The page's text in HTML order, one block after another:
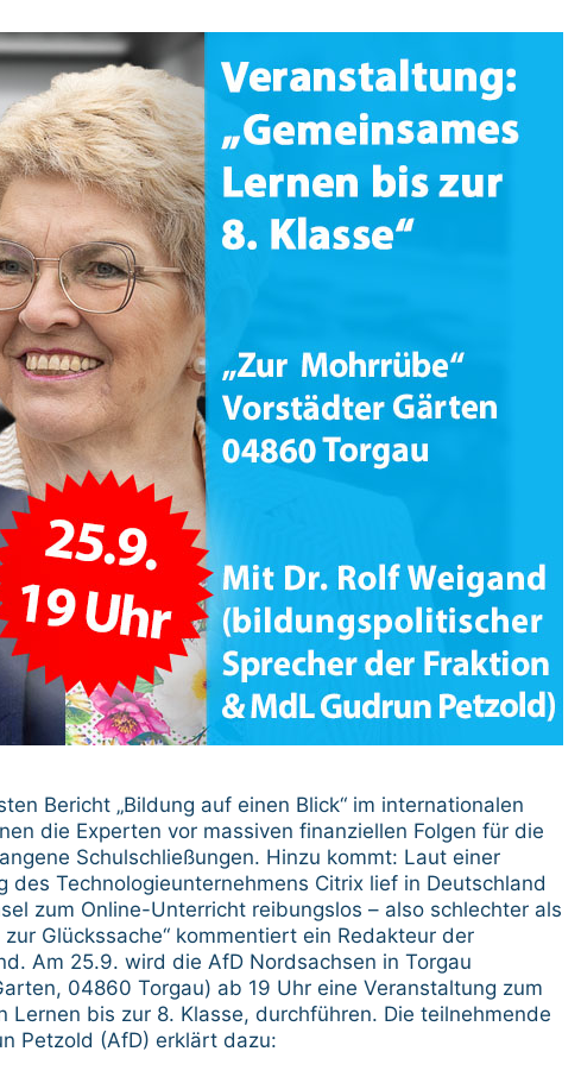
Bericht „Bildung auf einen Blick“ im internationalen
die Experten vor massiven finanziellen Folgen für die
Schulschließungen. Hinzu kommt: Laut einer
Technologieunternehmens Citrix lief in Deutschland
zum Online-Unterricht reibungslos – also schlechter als
Glückssache“ kommentiert ein Redakteur der
Am 25.9. wird die AfD Nordsachsen in Torgau
04860 Torgau) ab 19 Uhr eine Veranstaltung zum
Lernen bis zur 8. Klasse, durchführen. Die teilnehmende
Petzold (AfD) erklärt dazu: